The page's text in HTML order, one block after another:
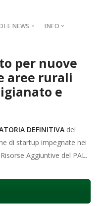
MISURA
Misura
MISURA
MISURA
Misura
Misura
Misura
Progetto di
E NEWS INFO
per nuove
aree rurali
e
DEFINITIVAdel
di startup impegnate nei
Aggiuntive del PAL.